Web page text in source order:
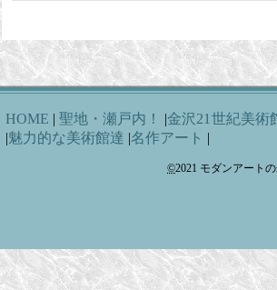
HOME |聖地・瀬戸内！ |金沢21世紀美術
|魅力的な美術館達 |名作アート |
©2021 モダンアート